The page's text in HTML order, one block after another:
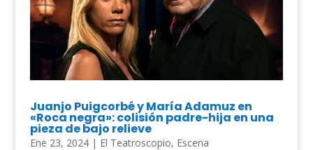
Juanjo Puigcorbé y María Adamuz en
«Roca negra»: colisión padre-hija en una
pieza de bajo relieve
Ene 23, 2024| El Teatroscopio, Escena